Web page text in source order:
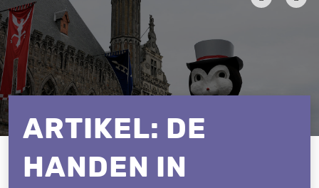
ARTIKEL: DE
HANDEN IN